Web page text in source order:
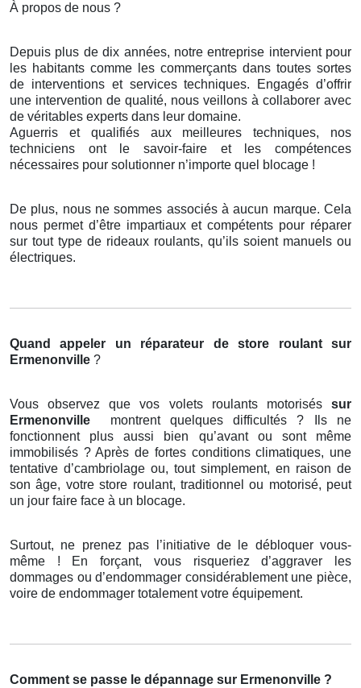
À propos de nous ?
Depuis plus de dix années, notre entreprise intervient pour
les habitants comme les commerçants dans toutes sortes
de interventions et services techniques. Engagés d’offrir
une intervention de qualité, nous veillons à collaborer avec
de véritables experts dans leur domaine.
Aguerris et qualifiés aux meilleures techniques, nos
techniciens ont le savoir-faire et les compétences
nécessaires pour solutionner n’importe quel blocage !
De plus, nous ne sommes associés à aucun marque. Cela
nous permet d’être impartiaux et compétents pour réparer
sur tout type de rideaux roulants, qu’ils soient manuels ou
électriques.
Quand appeler un réparateur de store roulant
sur
Ermenonville ?
Vous observez que vos volets roulants motorisés sur
Ermenonville
montrent quelques difficultés ? Ils ne
fonctionnent plus aussi bien qu’avant ou sont même
immobilisés ? Après de fortes conditions climatiques, une
tentative d’cambriolage ou, tout simplement, en raison de
son âge, votre store roulant, traditionnel ou motorisé, peut
un jour faire face à un blocage.
Surtout, ne prenez pas l’initiative de le débloquer vous-
même ! En forçant, vous risqueriez d’aggraver les
dommages ou d’endommager considérablement une pièce,
voire de endommager totalement votre équipement.
Comment se passe le dépannage sur Ermenonville ?